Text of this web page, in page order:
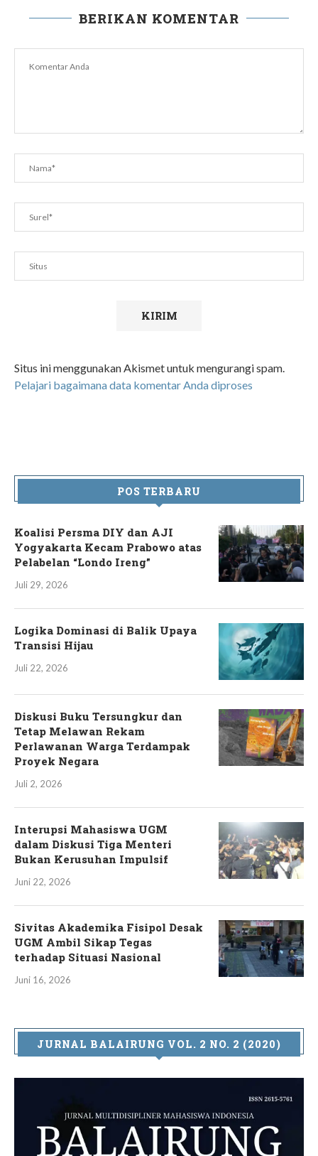
BERIKAN KOMENTAR
Situs ini menggunakan Akismet untuk mengurangi spam.
Pelajari bagaimana data komentar Anda diproses
POS TERBARU
Koalisi Persma DIY dan AJI
Yogyakarta Kecam Prabowo atas
Pelabelan “Londo Ireng”
Juli 29, 2026
Logika Dominasi di Balik Upaya
Transisi Hijau
Juli 22, 2026
Diskusi Buku Tersungkur dan
Tetap Melawan Rekam
Perlawanan Warga Terdampak
Proyek Negara
Juli 2, 2026
Interupsi Mahasiswa UGM
dalam Diskusi Tiga Menteri
Bukan Kerusuhan Impulsif
Juni 22, 2026
Sivitas Akademika Fisipol Desak
UGM Ambil Sikap Tegas
terhadap Situasi Nasional
Juni 16, 2026
JURNAL BALAIRUNG VOL. 2 NO. 2 (2020)